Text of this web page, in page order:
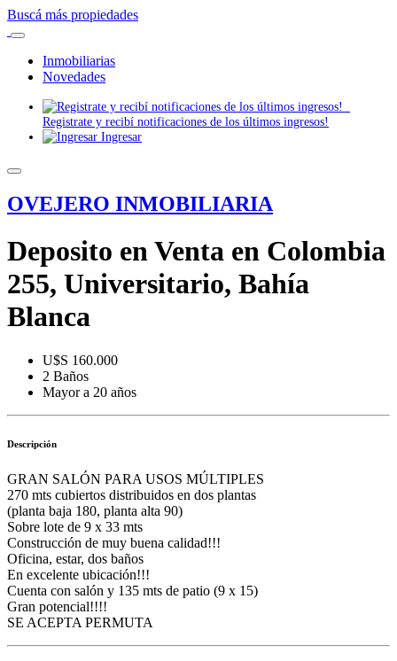
Buscá más propiedades
Inmobiliarias
Novedades
Registrate y recibí notificaciones de los últimos ingresos!
Ingresar
OVEJERO INMOBILIARIA
Deposito en Venta en Colombia
255, Universitario, Bahía
Blanca
U$S 160.000
2 Baños
Mayor a 20 años
Descripción
GRAN SALÓN PARA USOS MÚLTIPLES
270 mts cubiertos distribuidos en dos plantas
(planta baja 180, planta alta 90)
Sobre lote de 9 x 33 mts
Construcción de muy buena calidad!!!
Oficina, estar, dos baños
En excelente ubicación!!!
Cuenta con salón y 135 mts de patio (9 x 15)
Gran potencial!!!!
SE ACEPTA PERMUTA